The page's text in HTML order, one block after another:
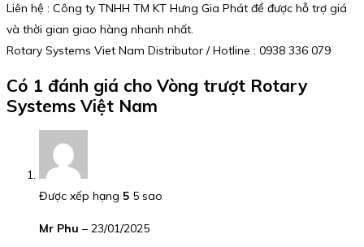
Liên hệ : Công ty TNHH TM KT Hưng Gia Phát để được hỗ trợ giá
và thời gian giao hàng nhanh nhất.
Rotary Systems Viet Nam Distributor / Hotline : 0938 336 079
Có 1 đánh giá cho Vòng trượt Rotary
Systems Việt Nam
Được xếp hạng 5 5 sao
Mr Phu – 23/01/2025